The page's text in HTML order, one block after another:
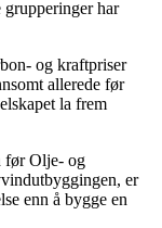
har
og kraftpriser
allerede før
la frem
før Olje- og
er
enn å bygge en